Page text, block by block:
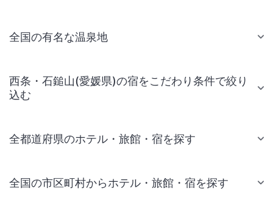
全国の有名な温泉地
西条・石鎚山(愛媛県)の宿をこだわり条件で絞り
込む
全都道府県のホテル・旅館・宿を探す
全国の市区町村からホテル・旅館・宿を探す